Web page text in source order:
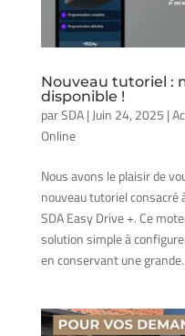
Nouveau tutoriel :
disponible !
parSDA| Juin 24, 2025 |
Online
Nous avons le plaisir de
nouveau tutoriel
SDA Easy Drive +. Ce
solution simple à
en conservant une